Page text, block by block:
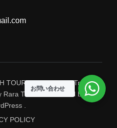
TOUR. Travel AgencyTravel
Rara Themes
Powered by
POLICY
お問い合わせ